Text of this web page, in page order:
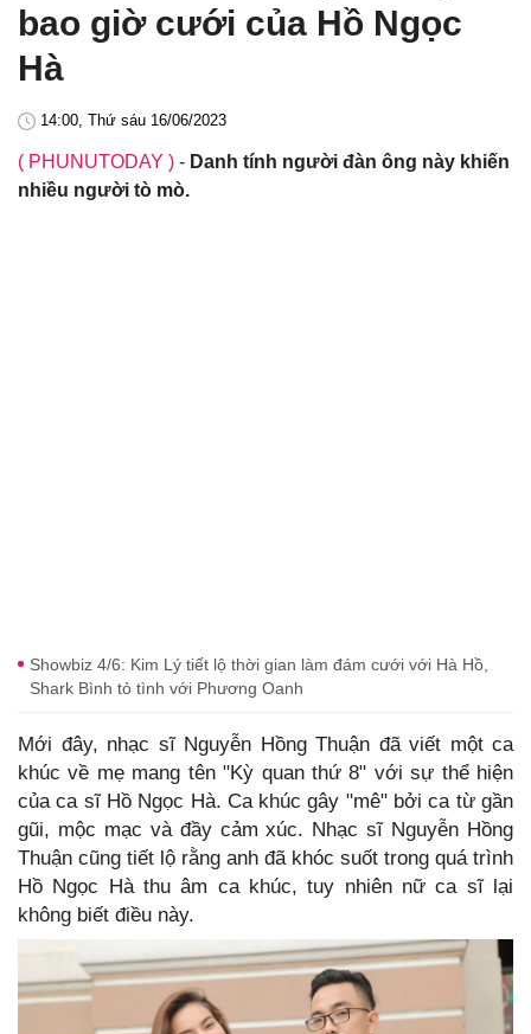
bao giờ cưới của Hồ Ngọc
Hà
14:00, Thứ sáu 16/06/2023
( PHUNUTODAY ) - Danh tính người đàn ông này khiến
nhiều người tò mò.
Showbiz 4/6: Kim Lý tiết lộ thời gian làm đám cưới với Hà Hồ,
Shark Bình tỏ tình với Phương Oanh
Mới đây, nhạc sĩ Nguyễn Hồng Thuận đã viết một ca
khúc về mẹ mang tên "Kỳ quan thứ 8" với sự thể hiện
của ca sĩ Hồ Ngọc Hà. Ca khúc gây "mê" bởi ca từ gần
gũi, mộc mạc và đầy cảm xúc. Nhạc sĩ Nguyễn Hồng
Thuận cũng tiết lộ rằng anh đã khóc suốt trong quá trình
Hồ Ngọc Hà thu âm ca khúc, tuy nhiên nữ ca sĩ lại
không biết điều này.